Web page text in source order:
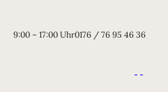
9:00 – 17:00 Uhr0176 / 76 95 46 36